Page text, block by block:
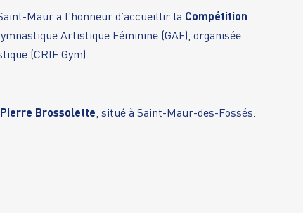
Maur a l’honneur d’accueillir la Compétition
Artistique Féminine (GAF), organisée
(CRIF Gym).
Brossolette, situé à Saint-Maur-des-Fossés.